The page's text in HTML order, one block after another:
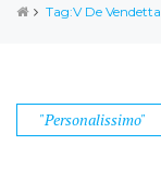
Tag:V De Vendetta
"Personalissimo"